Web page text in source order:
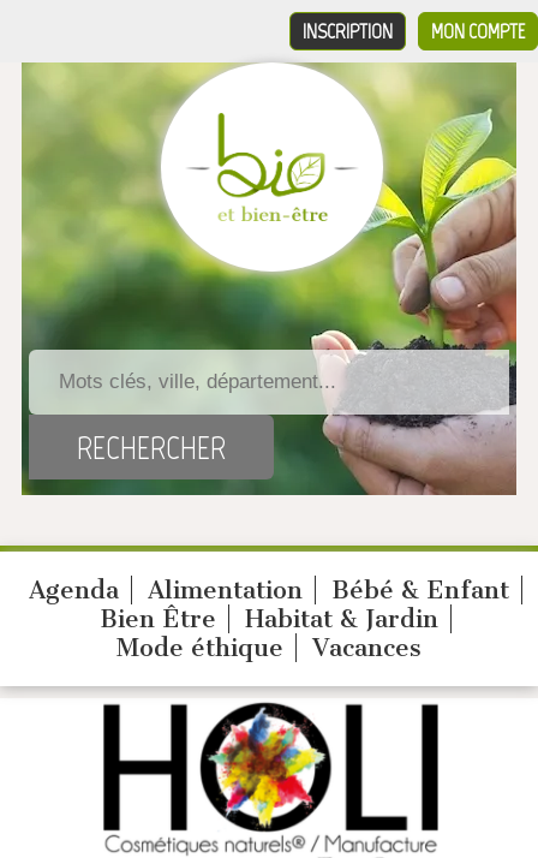
MON COMPTE
INSCRIPTION
Agenda Alimentation
Bébé & Enfant
Bien Être
Habitat & Jardin
Mode éthique
Vacances